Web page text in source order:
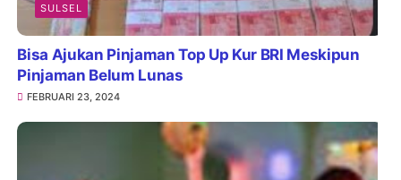
SULSEL
Bisa Ajukan Pinjaman Top Up Kur BRI Meskipun
Pinjaman Belum Lunas
FEBRUARI 23, 2024